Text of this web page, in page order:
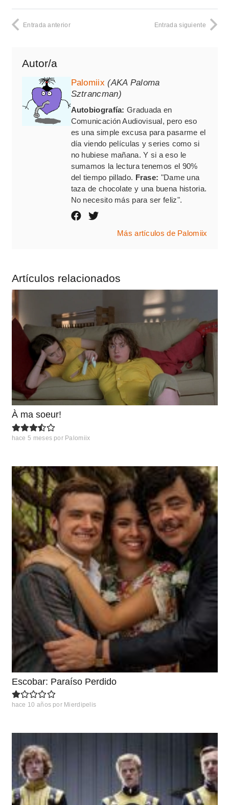
Entrada anterior Entrada siguiente
Autor/a
Palomiix (AKA Paloma
Sztrancman)
Autobiografía: Graduada en
Comunicación Audiovisual, pero eso
es una simple excusa para pasarme el
día viendo películas y series como si
no hubiese mañana. Y si a eso le
sumamos la lectura tenemos el 90%
del tiempo pillado. Frase: "Dame una
taza de chocolate y una buena historia.
No necesito más para ser feliz".
Más artículos de Palomiix
Artículos relacionados
À ma soeur!
hace 5 meses por Palomiix
Escobar: Paraíso Perdido
hace 10 años por Mierdipelis